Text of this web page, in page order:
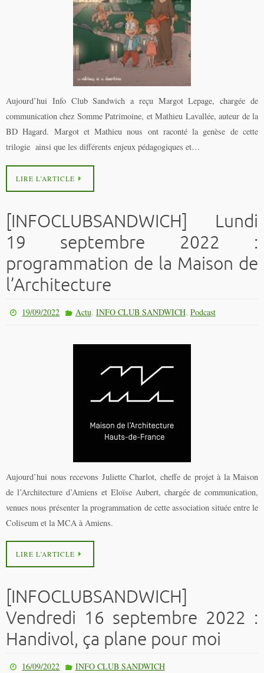
Aujourd’hui Info Club Sandwich a reçu Margot Lepage, chargée de
communication chez Somme Patrimoine, et Mathieu Lavallée, auteur de la
BD Hagard. Margot et Mathieu nous ont raconté la genèse de cette
trilogie ainsi que les différents enjeux pédagogiques et…
LIRE L’ARTICLE
[INFOCLUBSANDWICH] Lundi
19 septembre 2022 :
programmation de la Maison de
l’Architecture
19/09/2022 Actu, INFO CLUB SANDWICH, Podcast
Aujourd’hui nous recevons Juliette Charlot, cheffe de projet à la Maison
de l’Architecture d’Amiens et Eloïse Aubert, chargée de communication,
venues nous présenter la programmation de cette association située entre le
Coliseum et la MCA à Amiens.
LIRE L’ARTICLE
[INFOCLUBSANDWICH]
Vendredi 16 septembre 2022 :
Handivol, ça plane pour moi
16/09/2022 INFO CLUB SANDWICH